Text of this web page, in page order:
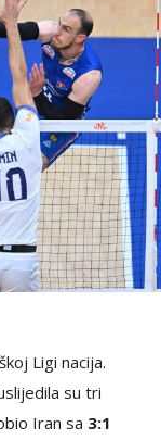
Ligi nacija.
su tri
Iran sa 3:1